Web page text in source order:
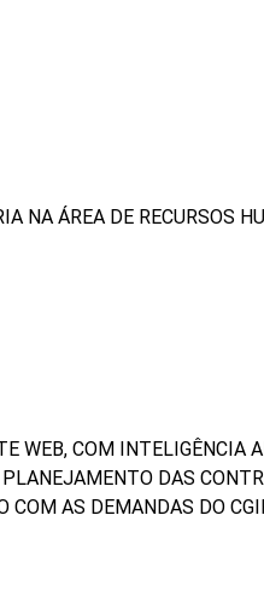
NA ÁREA DE RECURSOS
WEB, COM
DAS
COM AS DEMANDAS DO